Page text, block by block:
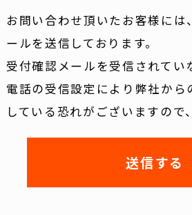
お問い合わせ頂いたお客様には
ールを送信しております。
受付確認メールを受信されてい
電話の受信設定により弊社から
している恐れがございますので